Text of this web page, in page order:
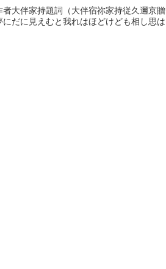
大伴家持題詞（大伴宿祢家持従久邇京贈
だに見えむと我れはほどけども相し思は